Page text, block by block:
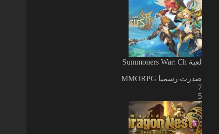
لعبة Summoners War: Ch
صدرت رسميا MMORPG
7
5